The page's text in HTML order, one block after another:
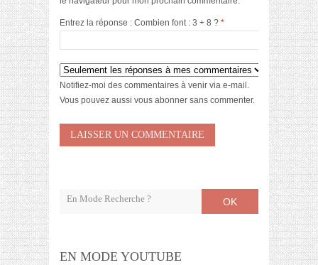
Entrez la réponse : Combien font : 3 + 8 ? *
Notifiez-moi des commentaires à venir via e-mail.
Vous pouvez aussi vous abonner sans commenter.
OK
EN MODE YOUTUBE